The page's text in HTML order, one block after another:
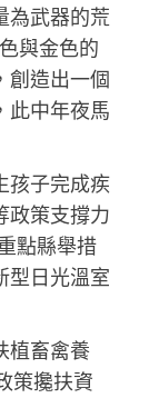
為武器的荒
與金色的
創造出一個
此中年夜馬
孩子完成疾
政策支撐力
點縣舉措
型日光溫室
植畜禽養
策攙扶資